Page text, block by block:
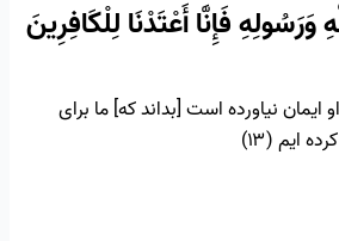
فَإِنَّا أَعْتَدْنَا لِلْكَافِرِينَ
نياورده است [بداند كه] ما براى
ايم (۱۳)